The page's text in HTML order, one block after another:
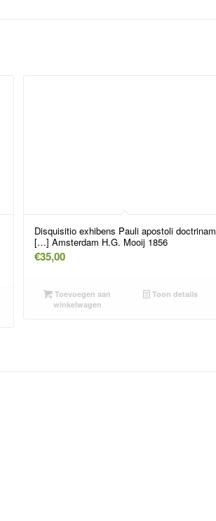
Disquisitio exhibens Pauli apostoli doctrinam
[…] Amsterdam H.G. Mooij 1856
€35,00
Toevoegen aan
winkelwagen
Toon details